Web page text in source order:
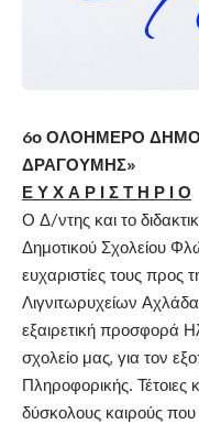
6ο ΟΛΟΗΜΕΡΟ
ΔΡΑΓΟΥΜΗΣ»
Ε Υ Χ Α Ρ Ι Σ Τ Η Ρ Ι Ο
Ο Δ/ντης και το
Δημοτικού Σχολείου
ευχαριστίες τους
Λιγνιτωρυχείων
εξαιρετική προσφορά
σχολείο μας, για τον
Πληροφορικής. Τέτοιες
δύσκολους καιρούς